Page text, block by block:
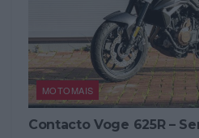
MOTOMAIS
Contacto Voge 625R –